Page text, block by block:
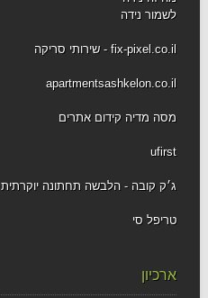
לשמור נידה
fix-pixel.co.il - שירותי סריקה
apartmentsashkelon.co.il
מסה מדיה קידום אתרים
ufirst
ג׳ק קובה - הלבשה תחתונה יוקרתית
טריפל סי
ארכיון